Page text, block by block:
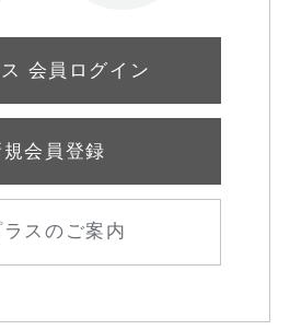
会員ログイン
規会員登録
スのご案内